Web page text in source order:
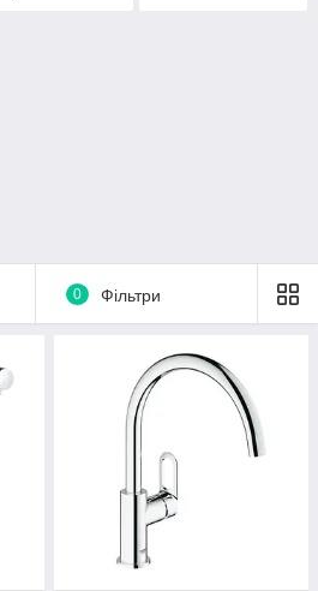
0 Фільтри